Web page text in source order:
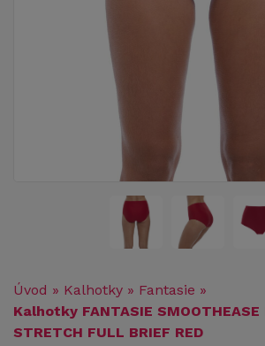
Úvod » Kalhotky » Fantasie »
Kalhotky FANTASIE SMOOTHEASE
STRETCH FULL BRIEF RED